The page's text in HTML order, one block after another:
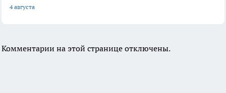
4 августа
Комментарии на этой странице отключены.